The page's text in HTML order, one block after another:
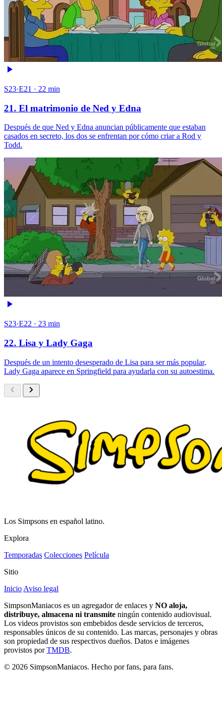
S23·E21 · 22 min
21. El matrimonio de Ned y Edna
Después de que Ned y Edna anuncian públicamente que estaban
casados en secreto, los dos se enfrentan por cómo criar a Rod y
Todd.
S23·E22 · 23 min
22. Lisa y Lady Gaga
Después de un intento desesperado de Lisa para ser más popular,
Lady Gaga aparece en Springfield para ayudarla con su autoestima.
Los Simpsons en español latino.
Explora
Temporadas Colecciones Película
Sitio
Inicio Aviso legal
SimpsonManiacos es un agregador de enlaces y NO aloja,
distribuye, almacena ni transmite ningún contenido audiovisual.
Los videos provistos son embebidos desde servicios de terceros,
responsables únicos de su contenido. Las marcas, personajes y obras
son propiedad de sus respectivos dueños. Datos e imágenes
provistos porTMDB.
© 2026 SimpsonManiacos. Hecho por fans, para fans.